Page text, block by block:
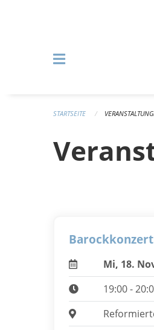
STARTSEITE
Barockkonzert
Mi, 18.
19:00 -